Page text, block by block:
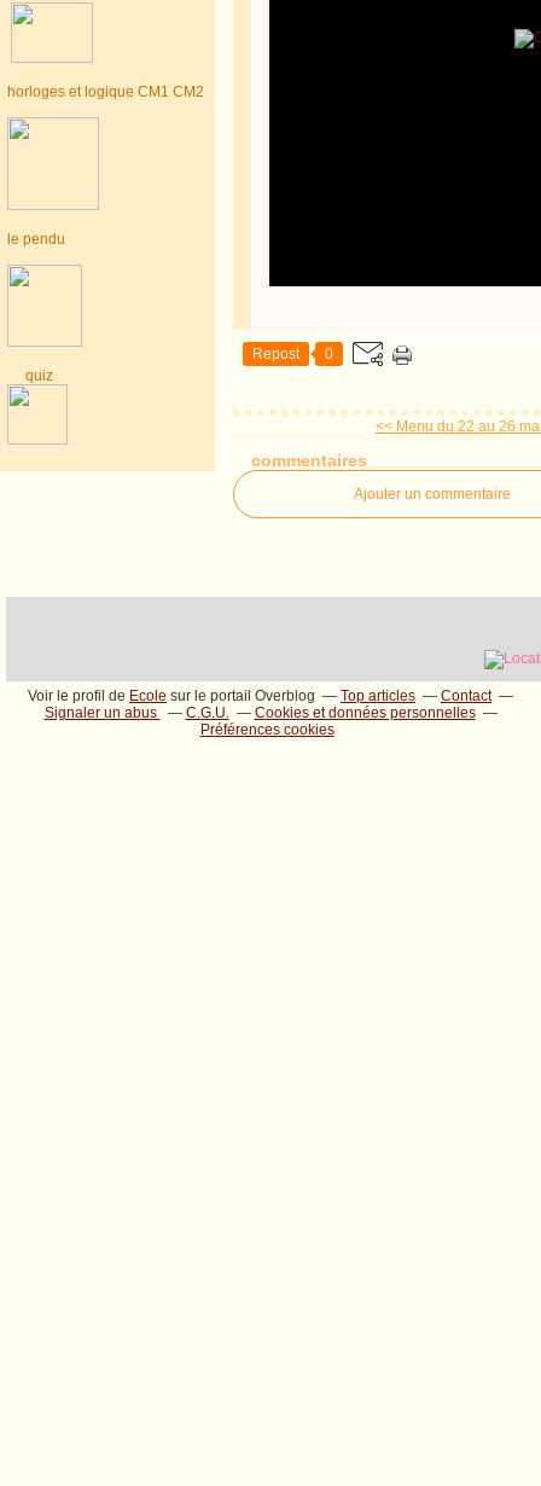
horloges et logique CM1 CM2
le pendu
quiz
Repost 0
<< Menu du 22 au 26
commentaires
Ajouter un commentaire
Voir le profil de Ecole sur le portail Overblog Top articles
Contact
Signaler un abus
C.G.U.
Cookies et données personnelles
Préférences cookies